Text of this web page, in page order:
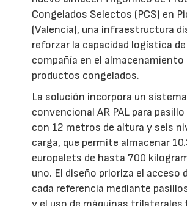
Congelados Selectos (PCS) en
(Valencia), una infraestructura
reforzar la capacidad logística de
compañía en el almacenamiento
productos congelados.
La solución incorpora un sistema
convencional AR PAL para
con 12 metros de altura y seis
carga, que permite almacenar
europalets de hasta 700
uno. El diseño prioriza el acceso
cada referencia mediante